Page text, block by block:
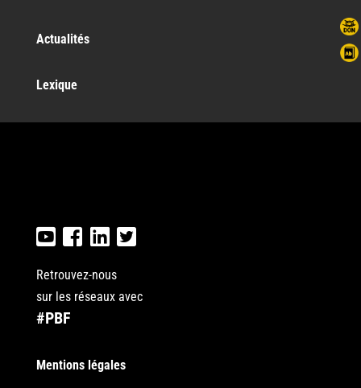
Actualités
Lexique
Retrouvez-nous
sur les réseaux avec
#PBF
Mentions légales